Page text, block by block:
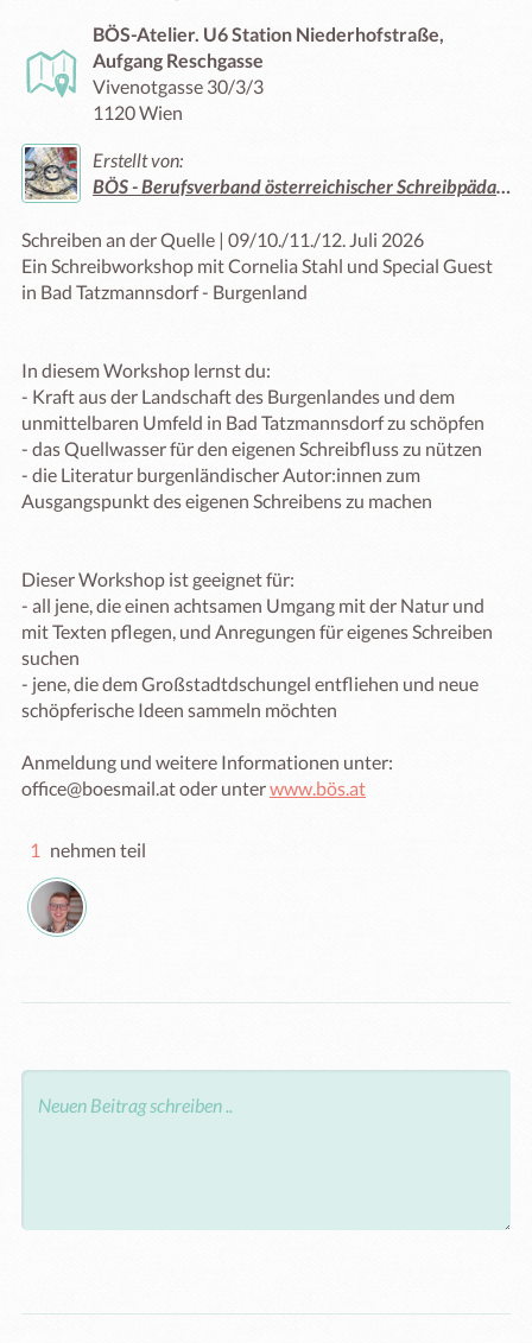
BÖS-Atelier. U6 Station Niederhofstraße,
Aufgang Reschgasse
Vivenotgasse 30/3/3
1120 Wien
Erstellt von:
BÖS - Berufsverband österreichischer Schreibpädagog:innen
Schreiben an der Quelle | 09/10./11./12. Juli 2026
Ein Schreibworkshop mit Cornelia Stahl und Special Guest
in Bad Tatzmannsdorf - Burgenland
In diesem Workshop lernst du:
- Kraft aus der Landschaft des Burgenlandes und dem
unmittelbaren Umfeld in Bad Tatzmannsdorf zu schöpfen
- das Quellwasser für den eigenen Schreibfluss zu nützen
- die Literatur burgenländischer Autor:innen zum
Ausgangspunkt des eigenen Schreibens zu machen
Dieser Workshop ist geeignet für:
- all jene, die einen achtsamen Umgang mit der Natur und
mit Texten pflegen, und Anregungen für eigenes Schreiben
suchen
- jene, die dem Großstadtdschungel entfliehen und neue
schöpferische Ideen sammeln möchten
Anmeldung und weitere Informationen unter:
office@boesmail.at oder unter www.bös.at
1 nehmen teil